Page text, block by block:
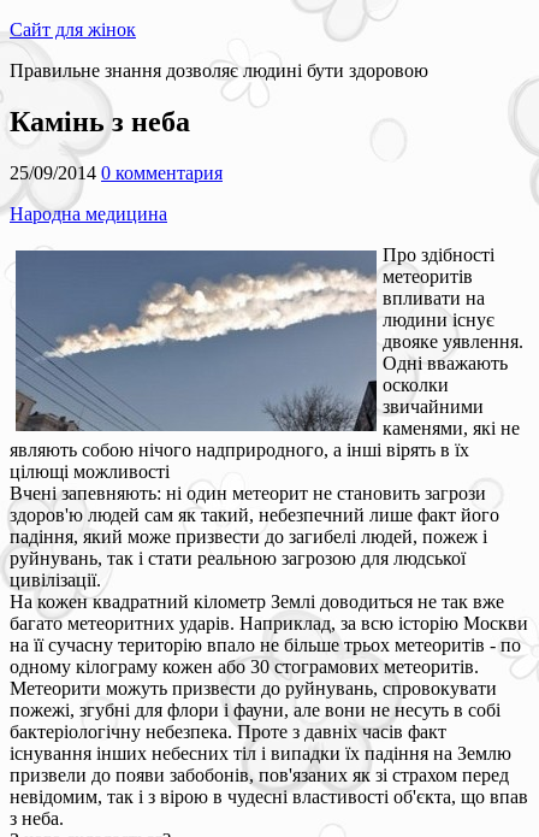
Сайт для жінок
Правильне знання дозволяє людині бути здоровою
Камінь з неба
25/09/2014 0 комментария
Народна медицина
Про здібності
метеоритів
впливати на
людини існує
двояке уявлення.
Одні вважають
осколки
звичайними
каменями, які не
являють собою нічого надприродного, а інші вірять в їх
цілющі можливості
Вчені запевняють: ні один метеорит не становить загрози
здоров'ю людей сам як такий, небезпечний лише факт його
падіння, який може призвести до загибелі людей, пожеж і
руйнувань, так і стати реальною загрозою для людської
цивілізації.
На кожен квадратний кілометр Землі доводиться не так вже
багато метеоритних ударів. Наприклад, за всю історію Москви
на її сучасну територію впало не більше трьох метеоритів - по
одному кілограму кожен або 30 стограмових метеоритів.
Метеорити можуть призвести до руйнувань, спровокувати
пожежі, згубні для флори і фауни, але вони не несуть в собі
бактеріологічну небезпека. Проте з давніх часів факт
існування інших небесних тіл і випадки їх падіння на Землю
призвели до появи забобонів, пов'язаних як зі страхом перед
невідомим, так і з вірою в чудесні властивості об'єкта, що впав
з неба.